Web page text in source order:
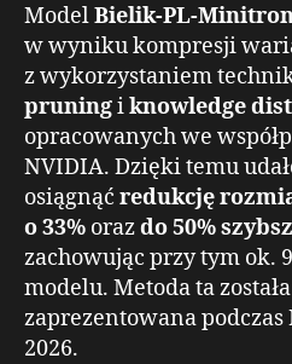
ModelBielik-PL-
w wyniku kompresji
z wykorzystaniem
pruningiknowledge
opracowanych we
NVIDIA. Dzięki temu
osiągnąć redukcję
o 33% orazdo 50%
zachowując przy tym ok.
modelu. Metoda ta
zaprezentowana podczas
2026.